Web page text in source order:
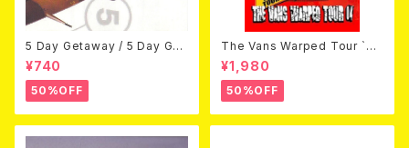
5 Day Getaway / 5 Day Get
away (CDEP)
¥740
50%OFF
The Vans Warped Tour `04
Beyond Warped (国内盤DV
D)
¥1,980
50%OFF